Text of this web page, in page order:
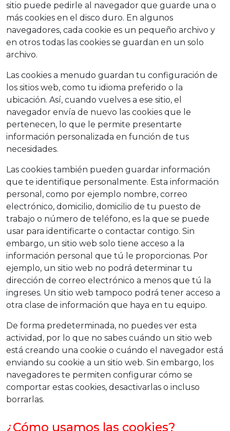
sitio puede pedirle al navegador que guarde una o
más cookies en el disco duro. En algunos
navegadores, cada cookie es un pequeño archivo y
en otros todas las cookies se guardan en un solo
archivo.
Las cookies a menudo guardan tu configuración de
los sitios web, como tu idioma preferido o la
ubicación. Así, cuando vuelves a ese sitio, el
navegador envía de nuevo las cookies que le
pertenecen, lo que le permite presentarte
información personalizada en función de tus
necesidades.
Las cookies también pueden guardar información
que te identifique personalmente. Esta información
personal, como por ejemplo nombre, correo
electrónico, domicilio, domicilio de tu puesto de
trabajo o número de teléfono, es la que se puede
usar para identificarte o contactar contigo. Sin
embargo, un sitio web solo tiene acceso a la
información personal que tú le proporcionas. Por
ejemplo, un sitio web no podrá determinar tu
dirección de correo electrónico a menos que tú la
ingreses. Un sitio web tampoco podrá tener acceso a
otra clase de información que haya en tu equipo.
De forma predeterminada, no puedes ver esta
actividad, por lo que no sabes cuándo un sitio web
está creando una cookie o cuándo el navegador está
enviando su cookie a un sitio web. Sin embargo, los
navegadores te permiten configurar cómo se
comportar estas cookies, desactivarlas o incluso
borrarlas.
¿Cómo usamos las cookies?